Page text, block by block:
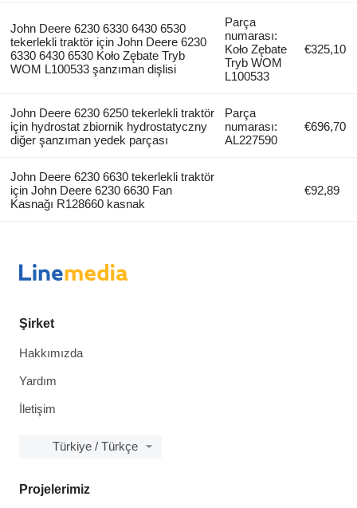
John Deere 6230 6330 6430 6530
tekerlekli traktör için John Deere 6230
6330 6430 6530 Koło Zębate Tryb
WOM L100533 şanzıman dişlisi
Parça
numarası:
Koło Zębate
Tryb WOM
L100533
€325,10
John Deere 6230 6250 tekerlekli traktör
için hydrostat zbiornik hydrostatyczny
diğer şanzıman yedek parçası
Parça
numarası:
AL227590
€696,70
John Deere 6230 6630 tekerlekli traktör
için John Deere 6230 6630 Fan
Kasnağı R128660 kasnak
€92,89
Şirket
Hakkımızda
Yardım
İletişim
Türkiye / Türkçe
Projelerimiz